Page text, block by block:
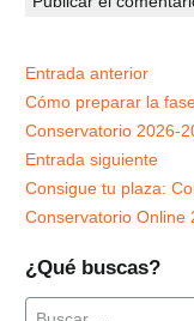
Entrada anterior
Cómo preparar la
Conservatorio 2026-
Entrada siguiente
Consigue tu plaza:
Conservatorio Online
¿Qué buscas?
Buscar: